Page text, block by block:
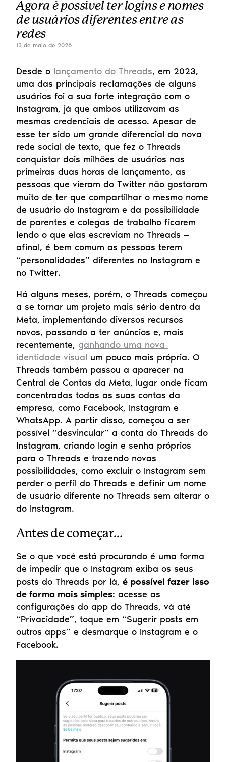
Agora é possível ter logins e nomes
de usuários diferentes entre as
redes
13 de maio de 2026
Desde o lançamento do Threads, em 2023,
uma das principais reclamações de alguns
usuários foi a sua forte integração com o
Instagram, já que ambos utilizavam as
mesmas credenciais de acesso. Apesar de
esse ter sido um grande diferencial da nova
rede social de texto, que fez o Threads
conquistar dois milhões de usuários nas
primeiras duas horas de lançamento, as
pessoas que vieram do Twitter não gostaram
muito de ter que compartilhar o mesmo nome
de usuário do Instagram e da possibilidade
de parentes e colegas de trabalho ficarem
lendo o que elas escreviam no Threads —
afinal, é bem comum as pessoas terem
“personalidades” diferentes no Instagram e
no Twitter.
Há alguns meses, porém, o Threads começou
a se tornar um projeto mais sério dentro da
Meta, implementando diversos recursos
novos, passando a ter anúncios e, mais
recentemente, ganhando uma nova
identidade visual um pouco mais própria. O
Threads também passou a aparecer na
Central de Contas da Meta, lugar onde ficam
concentradas todas as suas contas da
empresa, como Facebook, Instagram e
WhatsApp. A partir disso, começou a ser
possível “desvincular” a conta do Threads do
Instagram, criando login e senha próprios
para o Threads e trazendo novas
possibilidades, como excluir o Instagram sem
perder o perfil do Threads e definir um nome
de usuário diferente no Threads sem alterar o
do Instagram.
Antes de começar…
Se o que você está procurando é uma forma
de impedir que o Instagram exiba os seus
posts do Threads por lá, é possível fazer isso
de forma mais simples: acesse as
configurações do app do Threads, vá até
“Privacidade”, toque em “Sugerir posts em
outros apps” e desmarque o Instagram e o
Facebook.